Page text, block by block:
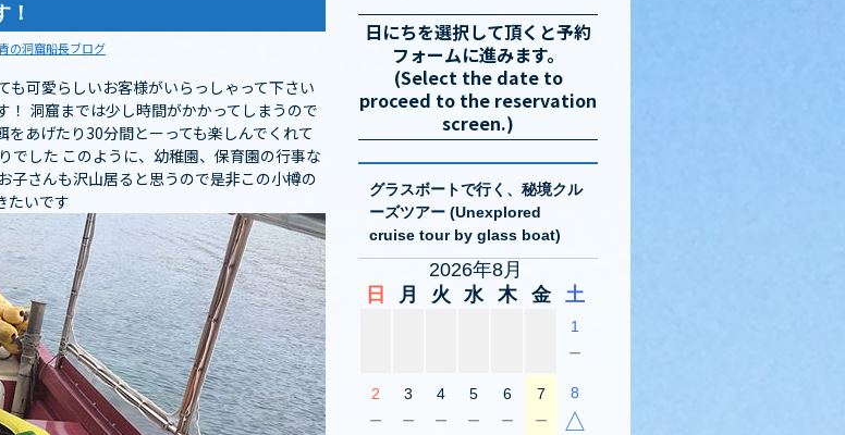
！
の洞窟船長ブログ
も可愛らしいお客様がいらっしゃって下さい
！ 洞窟までは少し時間がかかってしまうので
あげたり30分間とーっても楽しんでくれて
でした このように、幼稚園、保育園の行事な
さんも沢山居ると思うので是非この小樽の
たいです
日にちを選択して頂くと予約
フォームに進みます。
(Select the date to
proceed to the reservation
screen.)
グラスボートで行く、秘境クル
ーズツアー (Unexplored
cruise tour by glass boat)
2026年8月
日
月 火 水 木 金 土
1
－
2
－
3
－
4
－
5
－
6
－
7
－
8
△